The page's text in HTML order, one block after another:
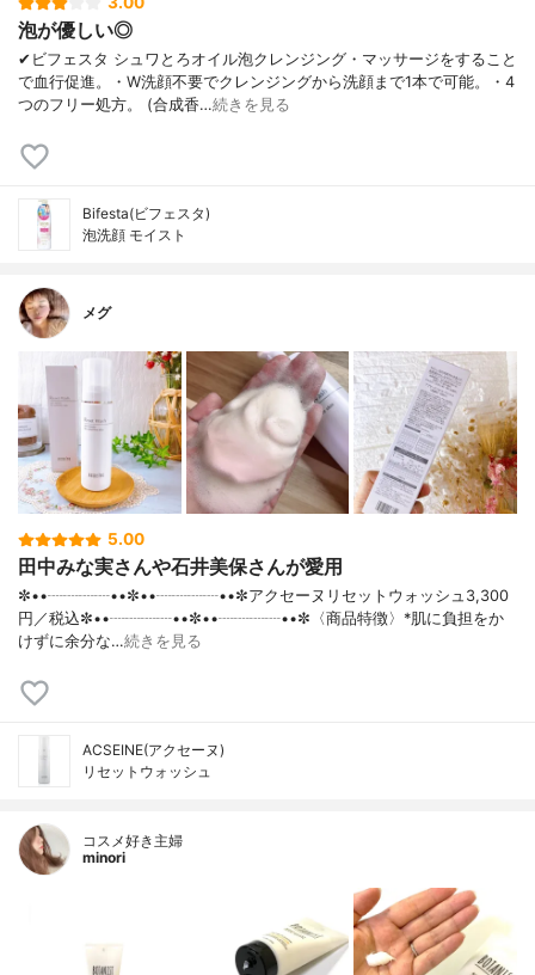
泡が優しい◎
✔︎ビフェスタ シュワとろオイル泡クレンジング・マッサージをすること
で血行促進。・W洗顔不要でクレンジングから洗顔まで1本で可能。・4
つのフリー処方。 (合成香…続きを見る
Bifesta(ビフェスタ)
泡洗顔 モイスト
メグ
5.00
田中みな実さんや石井美保さんが愛用
✼••┈┈┈┈••✼••┈┈┈┈••✼アクセーヌリセットウォッシュ3,300
円／税込✼••┈┈┈┈••✼••┈┈┈┈••✼〈商品特徴〉*肌に負担をか
けずに余分な…続きを見る
ACSEINE(アクセーヌ)
リセットウォッシュ
コスメ好き主婦
minori